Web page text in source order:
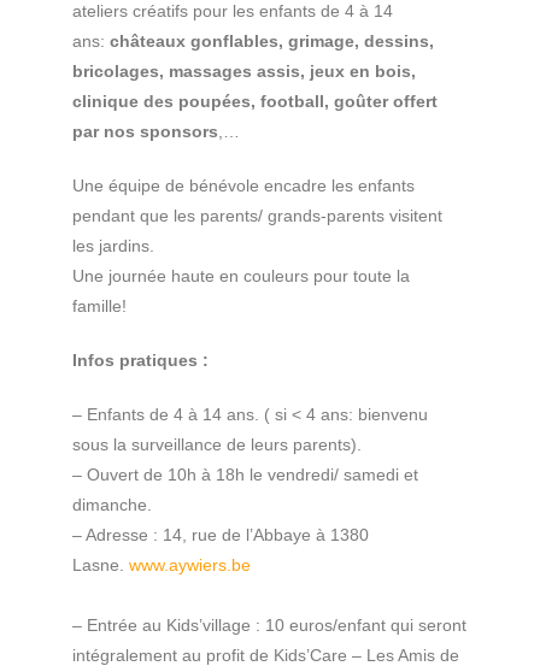
ateliers créatifs pour les enfants de 4 à 14
ans: châteaux gonflables, grimage, dessins,
bricolages, massages assis, jeux en bois,
clinique des poupées, football, goûter offert
par nos sponsors
Une équipe de bénévole encadre les enfants
pendant que les parents/ grands-parents visitent
les jardins.
Une journée haute en couleurs pour toute la
famille!
Infos pratiques :
– Enfants de 4 à 14 ans. ( si < 4 ans: bienvenu
sous la surveillance de leurs parents).
– Ouvert de 10h à 18h le vendredi/ samedi et
dimanche.
– Adresse : 14, rue de l’Abbaye à 1380
Lasne. www.aywiers.be
– Entrée au Kids’village : 10 euros/enfant qui seront
intégralement au profit de Kids’Care – Les Amis de